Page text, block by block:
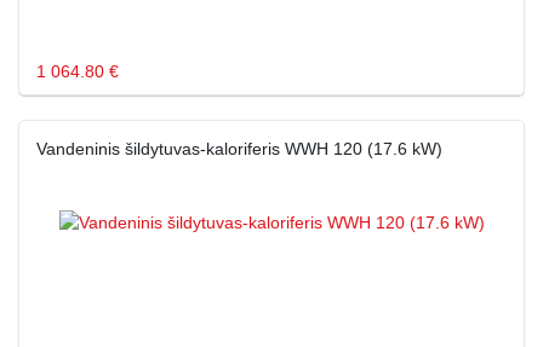
1 064.80 €
Vandeninis šildytuvas-kaloriferis WWH 120 (17.6 kW)